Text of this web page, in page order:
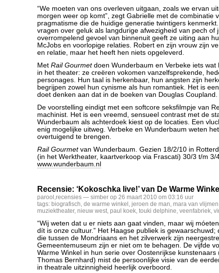
“We moeten van ons overleven uitgaan, zoals we ervan
morgen weer op komt”, zegt Gabrielle met de combinatie
pragmatisme die de huidige generatie twintigers
vragen over geluk als langdurige afwezigheid van pech of
overrompelend gevoel van binnenuit geeft ze uiting aan
McJobs en voorlopige relaties. Robert en zijn vrouw zijn
en relatie, maar het heeft hen niets opgeleverd.
Met Rail Gourmetdoen Wunderbaum en Verbeke iets wat
in het theater: ze creëren vokomen vanzelfsprekende,
personages. Hun taal is herkenbaar, hun angsten zijn
begrijpen zowel hun cynisme als hun romantiek. Het is
doet denken aan dat in de boeken van Douglas Coupland.
De voorstelling eindigt met een softcore seksfilmpje van
machinist. Het is een vreemd, sensueel contrast met de
Wunderbaum als achterdoek kiest op de locaties. Een
enig mogelijke uitweg. Verbeke en Wunderbaum weten
overtuigend te brengen.
Rail Gourmetvan Wunderbaum. Gezien 18/2/10 in
(in het Werktheater, kaartverkoop via Frascati) 30/3 t/m 3/
www.wunderbaum.nl
Recensie: ‘Kokoschka live!’ van De Warme
parool ,recensies — simber op 26 maart 2010 om 03:16 uur
tags: biografisch, de warme winkel , jeroen de man, mara van vlijmen
muziektheater, nieuw west, paul koek, touki delphine, veenfabriek,
“Wij weten dat u er niets aan gaat vinden, maar wij
dít is onze cultuur.” Het Haagse publiek is
die tussen de Mondriaans en het zilverwerk zijn
Gemeentemuseum zijn er niet om te behagen. De vijfde
Warme Winkel in hun serie over Oostenrijkse kunstenaars
Thomas Bernhard) mist de persoonlijke visie van de
in theatrale uitzinnigheid heerlijk overboord.